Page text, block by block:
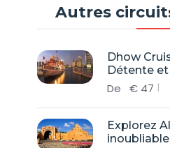
Autres
Dhow
Détente
De € 47
Explorez
inoubliable